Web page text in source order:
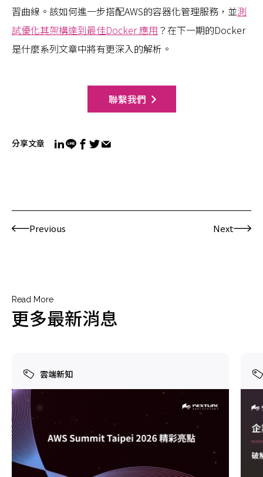
習曲線。該如何進一步搭配AWS的容器化管理服務，並測
試優化其架構達到最佳Docker 應用 ？在下一期的Docker
是什麼系列文章中將有更深入的解析。
聯繫我們
分享文章
Previous Next
Read More
更多最新消息
雲端新知